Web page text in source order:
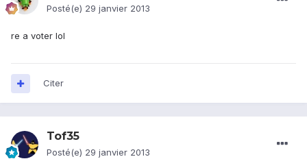
Posté(e) 29 janvier 2013
re a voter lol
Citer
Tof35
Posté(e) 29 janvier 2013